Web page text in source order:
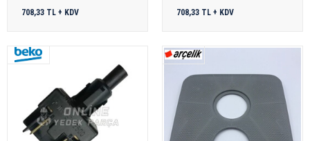
708,33 TL + KDV 708,33 TL + KDV